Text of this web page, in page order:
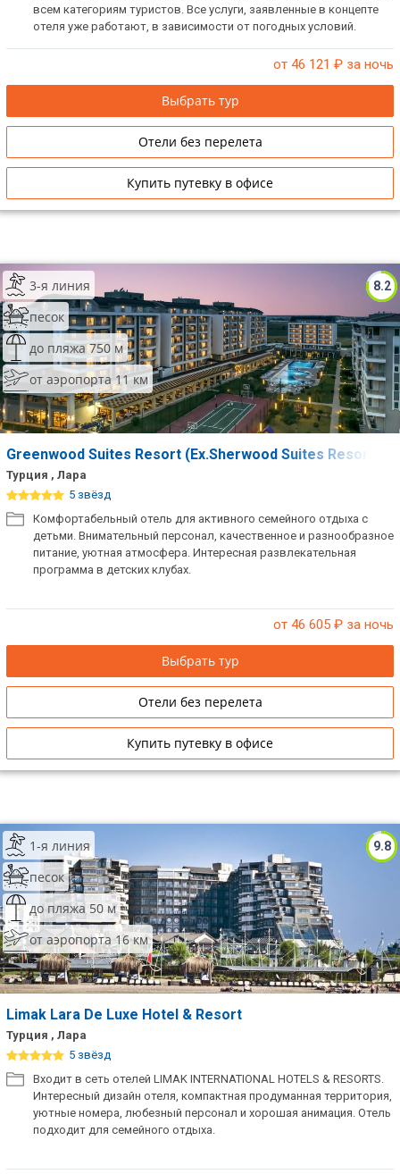
всем категориям туристов. Все услуги, заявленные в концепте
отеля уже работают, в зависимости от погодных условий.
от 46 121 ₽ за ночь
Выбрать тур
Отели без перелета
Купить путевку в офисе
8.2
3-я линия
песок
до пляжа 750 м
от аэропорта 11 км
Greenwood Suites Resort (Ex.Sherwood Suites Resort)
Турция , Лара
5 звёзд
Комфортабельный отель для активного семейного отдыха с
детьми. Внимательный персонал, качественное и разнообразное
питание, уютная атмосфера. Интересная развлекательная
программа в детских клубах.
от 46 605 ₽ за ночь
Выбрать тур
Отели без перелета
Купить путевку в офисе
9.8
1-я линия
песок
до пляжа 50 м
от аэропорта 16 км
Limak Lara De Luxe Hotel & Resort
Турция , Лара
5 звёзд
Входит в сеть отелей LIMAK INTERNATIONAL HOTELS & RESORTS.
Интересный дизайн отеля, компактная продуманная территория,
уютные номера, любезный персонал и хорошая анимация. Отель
подходит для семейного отдыха.